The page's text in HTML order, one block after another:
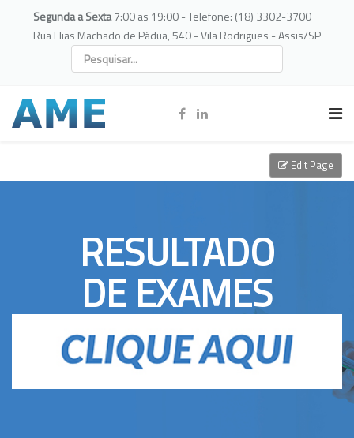
Segunda a Sexta7:00 as 19:00 - Telefone: (18) 3302-3700
Rua Elias Machado de Pádua, 540 - Vila Rodrigues - Assis/SP
RESULTADO
DE EXAMES
Edit Page